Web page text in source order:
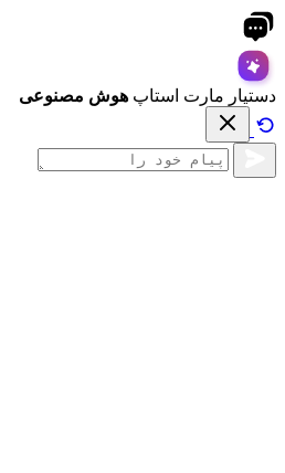
دستیار مارت استاپ هوش مصنوعی